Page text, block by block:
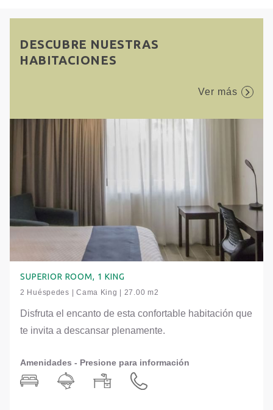
DESCUBRE NUESTRAS
HABITACIONES
Ver más
SUPERIOR ROOM, 1 KING
2 Huéspedes | Cama King | 27.00 m2
Disfruta el encanto de esta confortable habitación que
te invita a descansar plenamente.
Amenidades - Presione para información